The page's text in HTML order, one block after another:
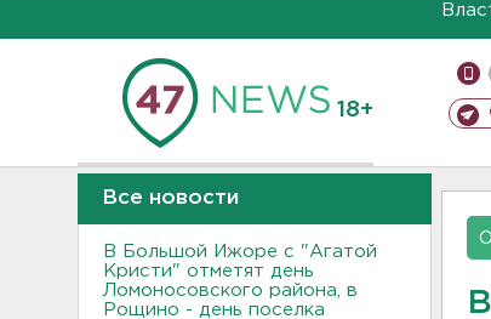
18+
Все новости
В Большой Ижоре с "Агатой
Кристи" отметят день
Ломоносовского района, в
Рощино - день поселка